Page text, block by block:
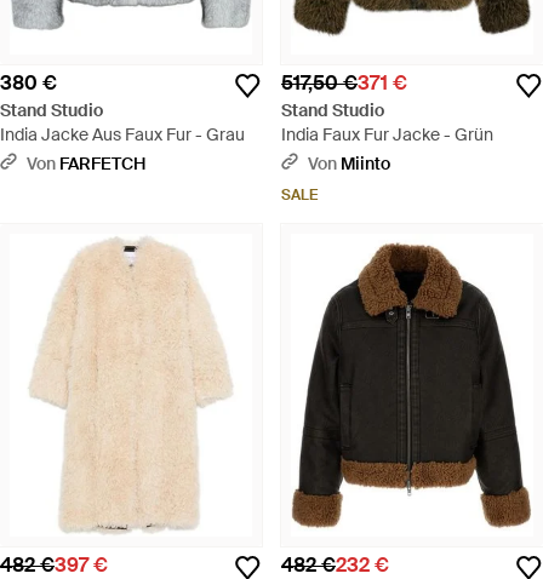
380 €
Stand Studio
India Jacke Aus Faux Fur - Grau
Von FARFETCH
517,50 €371 €
Stand Studio
India Faux Fur Jacke - Grün
Von Miinto
SALE
482 €397 € 482 €232 €